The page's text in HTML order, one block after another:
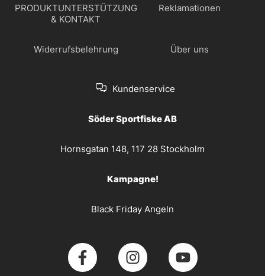
PRODUKTUNTERSTÜTZUNG
& KONTAKT
Reklamationen
Widerrufsbelehrung Über uns
Kundenservice
Söder Sportfiske AB
Hornsgatan 148, 117 28 Stockholm
Kampagne!
Black Friday Angeln